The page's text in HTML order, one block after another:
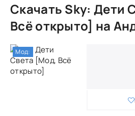
Скачать Sky: Дети
Всё открыто] на
Мод: